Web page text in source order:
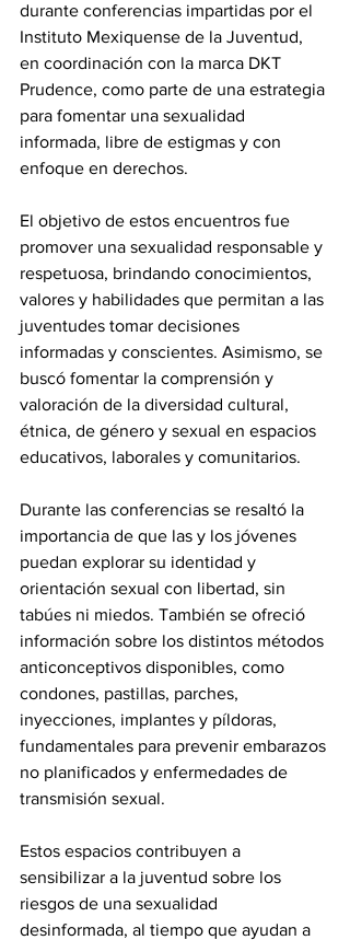
durante conferencias impartidas por el
Instituto Mexiquense de la Juventud,
en coordinación con la marca DKT
Prudence, como parte de una estrategia
para fomentar una sexualidad
informada, libre de estigmas y con
enfoque en derechos.
El objetivo de estos encuentros fue
promover una sexualidad responsable y
respetuosa, brindando conocimientos,
valores y habilidades que permitan a las
juventudes tomar decisiones
informadas y conscientes. Asimismo, se
buscó fomentar la comprensión y
valoración de la diversidad cultural,
étnica, de género y sexual en espacios
educativos, laborales y comunitarios.
Durante las conferencias se resaltó la
importancia de que las y los jóvenes
puedan explorar su identidad y
orientación sexual con libertad, sin
tabúes ni miedos. También se ofreció
información sobre los distintos métodos
anticonceptivos disponibles, como
condones, pastillas, parches,
inyecciones, implantes y píldoras,
fundamentales para prevenir embarazos
no planificados y enfermedades de
transmisión sexual.
Estos espacios contribuyen a
sensibilizar a la juventud sobre los
riesgos de una sexualidad
desinformada, al tiempo que ayudan a